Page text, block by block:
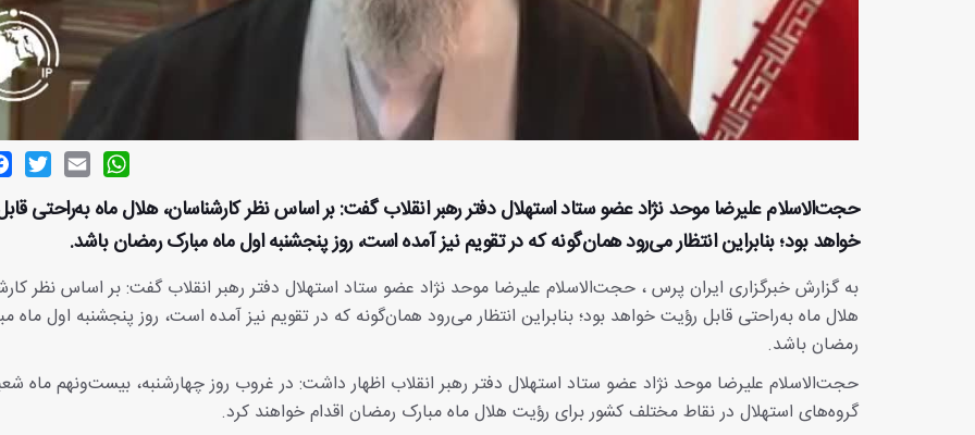
Email
WhatsApp
حجت‌الاسلام علیرضا موحد نژاد عضو ستاد استهلال دفتر رهبر انقلاب گفت: بر اساس نظر کارشناسان، هلال ماه به‌راحتی
خواهد بود؛ بنابراین انتظار می‌رود همان‌گونه که در تقویم نیز آمده است، روز پنجشنبه اول ماه مبارک رمضان باشد.
به گزارش خبرگزاری ایران پرس ، حجت‌الاسلام علیرضا موحد نژاد عضو ستاد استهلال دفتر رهبر انقلاب گفت: بر اساس نظر
هلال ماه به‌راحتی قابل رؤیت خواهد بود؛ بنابراین انتظار می‌رود همان‌گونه که در تقویم نیز آمده است، روز پنجشنبه اول ماه
رمضان باشد.
حجت‌الاسلام علیرضا موحد نژاد عضو ستاد استهلال دفتر رهبر انقلاب اظهار داشت: در غروب روز چهارشنبه، بیست‌ونهم ماه
گروه‌های استهلال در نقاط مختلف کشور برای رؤیت هلال ماه مبارک رمضان اقدام خواهند کرد.